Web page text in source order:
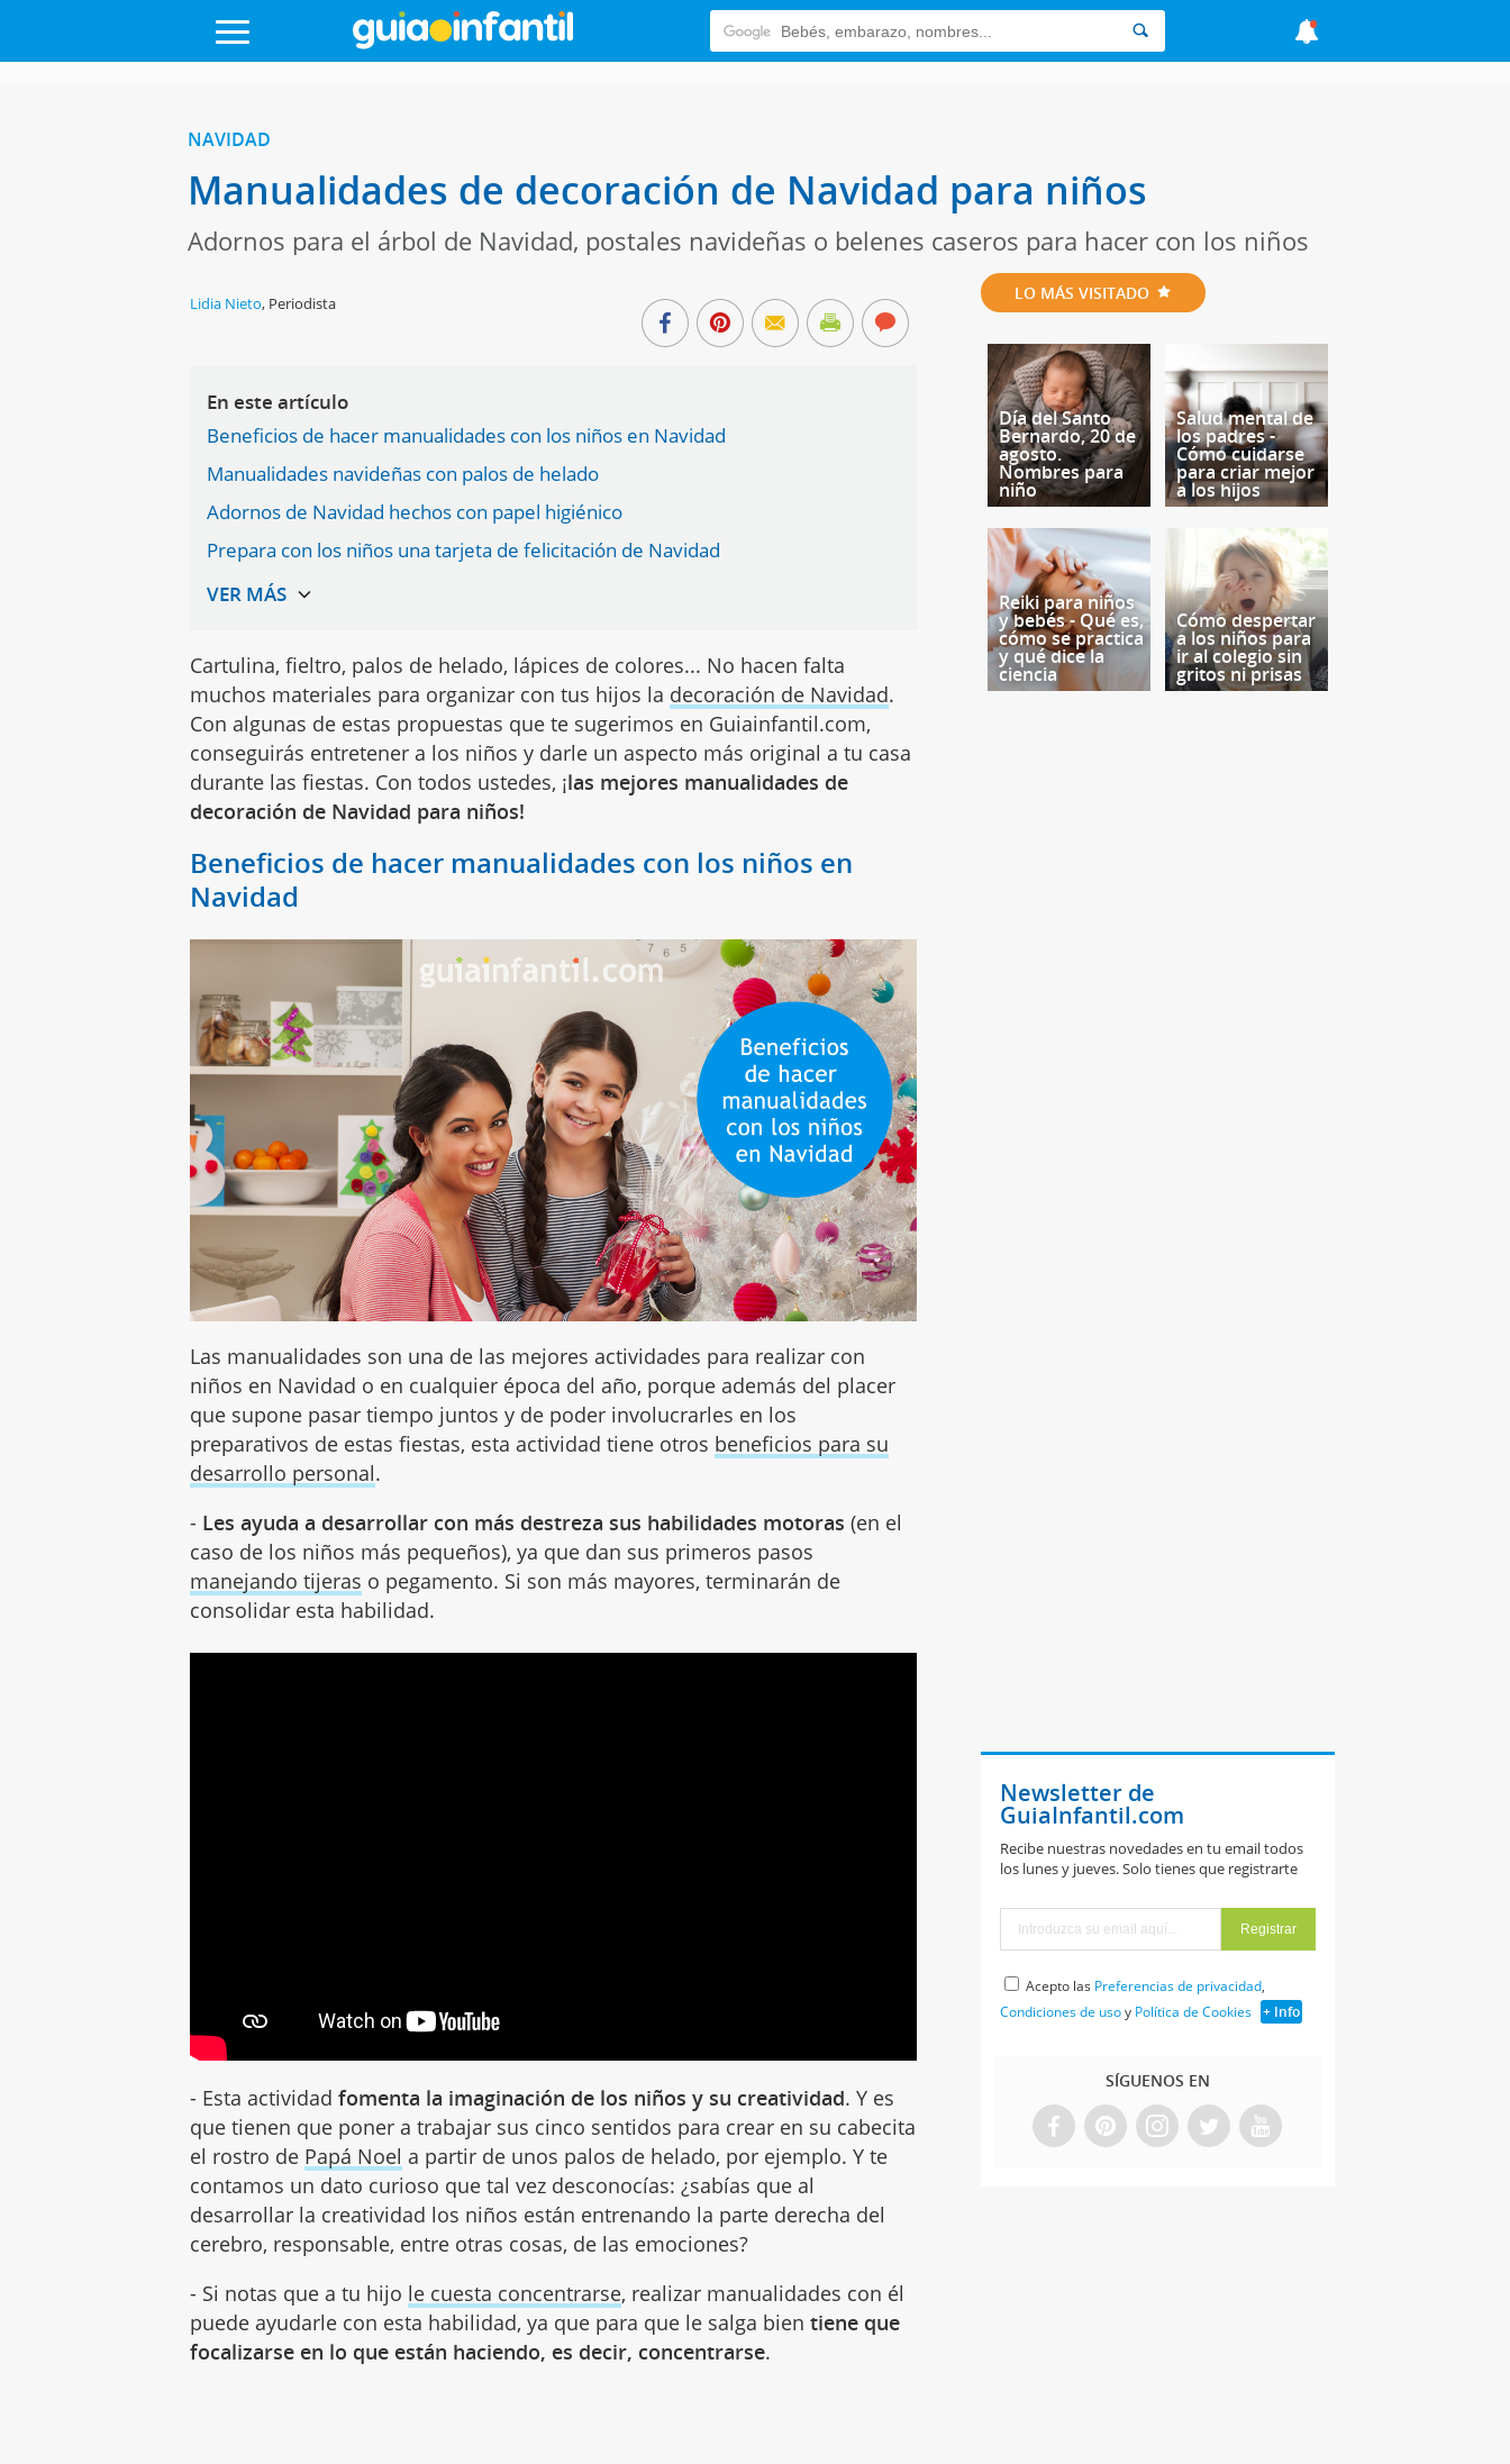
NAVIDAD
Manualidades de decoración de Navidad para niños
Adornos para el árbol de Navidad, postales navideñas o belenes caseros para hacer con los niños
Lidia Nieto, Periodista
En este artículo
Beneficios de hacer manualidades con los niños en Navidad
Manualidades navideñas con palos de helado
Adornos de Navidad hechos con papel higiénico
Prepara con los niños una tarjeta de felicitación de Navidad
Cartulina, fieltro, palos de helado, lápices de colores... No hacen falta
muchos materiales para organizar con tus hijos la decoración de Navidad.
Con algunas de estas propuestas que te sugerimos en Guiainfantil.com,
conseguirás entretener a los niños y darle un aspecto más original a tu casa
durante las fiestas. Con todos ustedes, ¡las mejores manualidades de
decoración de Navidad para niños!
Beneficios de hacer manualidades con los niños en
Navidad
Las manualidades son una de las mejores actividades para realizar con
niños en Navidad o en cualquier época del año, porque además del placer
que supone pasar tiempo juntos y de poder involucrarles en los
preparativos de estas fiestas, esta actividad tiene otros beneficios para su
desarrollo personal.
- Les ayuda a desarrollar con más destreza sus habilidades motoras (en el
caso de los niños más pequeños), ya que dan sus primeros pasos
manejando tijeras o pegamento. Si son más mayores, terminarán de
consolidar esta habilidad.
- Esta actividadfomenta la imaginación de los niños y su creatividad. Y es
que tienen que poner a trabajar sus cinco sentidos para crear en su cabecita
el rostro de Papá Noel a partir de unos palos de helado, por ejemplo. Y te
contamos un dato curioso que tal vez desconocías: ¿sabías que al
desarrollar la creatividad los niños están entrenando la parte derecha del
cerebro, responsable, entre otras cosas, de las emociones?
- Si notas que a tu hijo le cuesta concentrarse, realizar manualidades con él
puede ayudarle con esta habilidad, ya que para que le salga bientiene que
focalizarse en lo que están haciendo, es decir, concentrarse.
LO MÁS VISITADO
Día del Santo
Bernardo, 20 de
agosto.
Nombres para
niño
Salud mental de
los padres -
Cómo cuidarse
para criar mejor
a los hijos
Reiki para niños
y bebés - Qué es,
cómo se practica
y qué dice la
ciencia
Cómo despertar
a los niños para
ir al colegio sin
gritos ni prisas
Newsletter de
GuiaInfantil.com
Recibe nuestras novedades en tu email todos
los lunes y jueves. Solo tienes que registrarte
Acepto las Preferencias de privacidad,
Condiciones de usoy Política de Cookies + Info
SÍGUENOS EN